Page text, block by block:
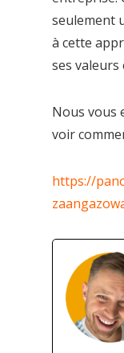
seulement
à cette
ses valeurs
Nous vous
voir
https://